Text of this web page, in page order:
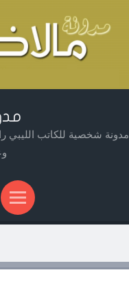
مدونة شخصية للكاتب الليبي
Menu
Widgets
Search